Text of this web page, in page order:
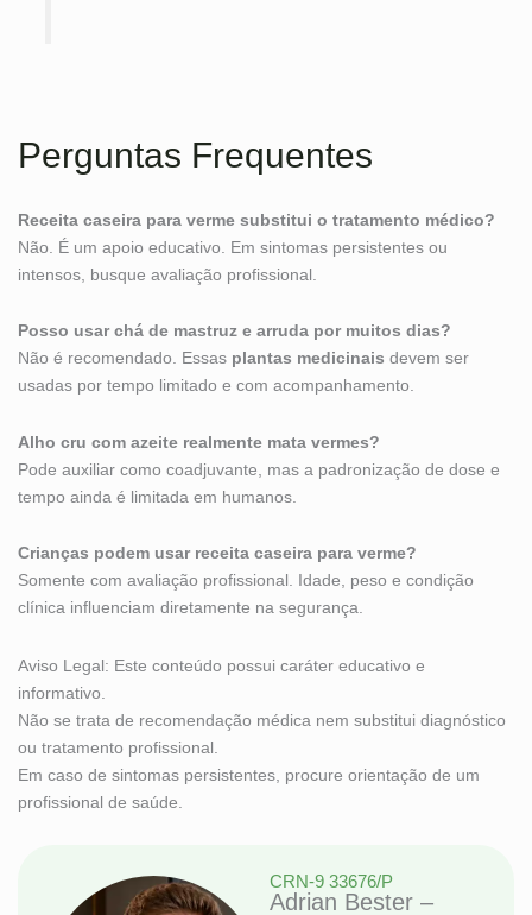
Perguntas Frequentes
Receita caseira para verme substitui o tratamento médico?
Não. É um apoio educativo. Em sintomas persistentes ou
intensos, busque avaliação profissional.
Posso usar chá de mastruz e arruda por muitos dias?
Não é recomendado. Essas plantas medicinais devem ser
usadas por tempo limitado e com acompanhamento.
Alho cru com azeite realmente mata vermes?
Pode auxiliar como coadjuvante, mas a padronização de dose e
tempo ainda é limitada em humanos.
Crianças podem usar receita caseira para verme?
Somente com avaliação profissional. Idade, peso e condição
clínica influenciam diretamente na segurança.
Aviso Legal: Este conteúdo possui caráter educativo e
informativo.
Não se trata de recomendação médica nem substitui diagnóstico
ou tratamento profissional.
Em caso de sintomas persistentes, procure orientação de um
profissional de saúde.
CRN-9 33676/P
Adrian Bester –